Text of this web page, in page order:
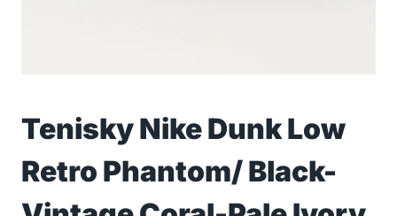
Tenisky Nike Dunk Low
Retro Phantom/ Black-